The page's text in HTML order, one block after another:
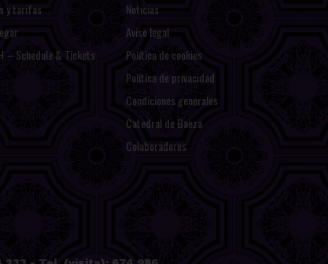
y tarifas
– Schedule & Tickets
Noticias
Aviso legal
Política de cookies
Política de privacidad
Condiciones generales
Catedral de Baeza
Colaboradores